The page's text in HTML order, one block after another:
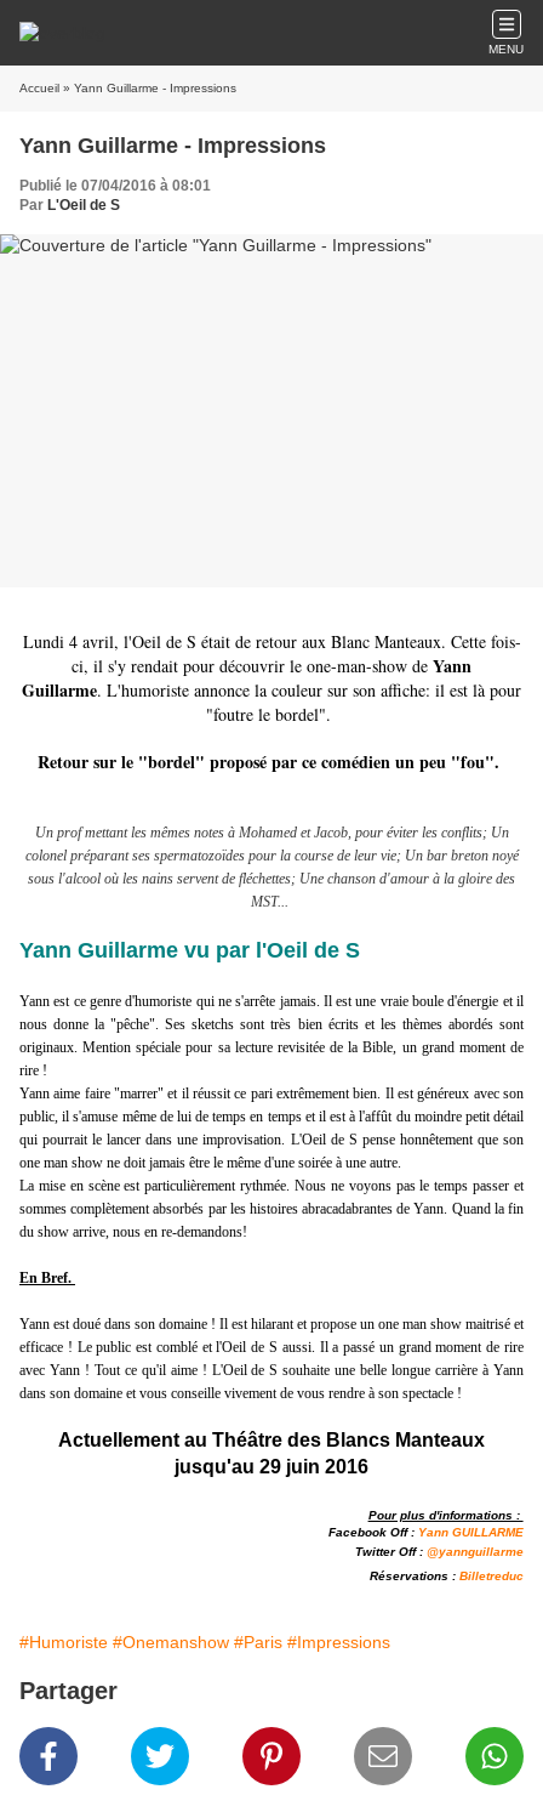
MENU
Accueil » Yann Guillarme - Impressions
Yann Guillarme - Impressions
Publié le 07/04/2016 à 08:01
Par L'Oeil de S
Lundi 4 avril, l'Oeil de S était de retour aux Blanc Manteaux. Cette fois-
ci, il s'y rendait pour découvrir le one-man-show de Yann
Guillarme. L'humoriste annonce la couleur sur son affiche: il est là pour
"foutre le bordel".
Retour sur le "bordel" proposé par ce comédien un peu "fou".
Un prof mettant les mêmes notes à Mohamed et Jacob, pour éviter les conflits; Un
colonel préparant ses spermatozoïdes pour la course de leur vie; Un bar breton noyé
sous l'alcool où les nains servent de fléchettes; Une chanson d'amour à la gloire des
MST...
Yann Guillarme vu par l'Oeil de S
Yann est ce genre d'humoriste qui ne s'arrête jamais. Il est une vraie boule d'énergie et il
nous donne la "pêche". Ses sketchs sont très bien écrits et les thèmes abordés sont
originaux. Mention spéciale pour sa lecture revisitée de la Bible, un grand moment de
rire !
Yann aime faire "marrer" et il réussit ce pari extrêmement bien. Il est généreux avec son
public, il s'amuse même de lui de temps en temps et il est à l'affût du moindre petit détail
qui pourrait le lancer dans une improvisation. L'Oeil de S pense honnêtement que son
one man show ne doit jamais être le même d'une soirée à une autre.
La mise en scène est particulièrement rythmée. Nous ne voyons pas le temps passer et
sommes complètement absorbés par les histoires abracadabrantes de Yann. Quand la fin
du show arrive, nous en re-demandons!
En Bref.
Yann est doué dans son domaine ! Il est hilarant et propose un one man show maitrisé et
efficace ! Le public est comblé et l'Oeil de S aussi. Il a passé un grand moment de rire
avec Yann ! Tout ce qu'il aime ! L'Oeil de S souhaite une belle longue carrière à Yann
dans son domaine et vous conseille vivement de vous rendre à son spectacle !
Actuellement au Théâtre des Blancs Manteaux
jusqu'au 29 juin 2016
Pour plus d'informations :
Facebook Off : Yann GUILLARME
Twitter Off : @yannguillarme
Réservations : Billetreduc
#Humoriste #Onemanshow #Paris #Impressions
Partager